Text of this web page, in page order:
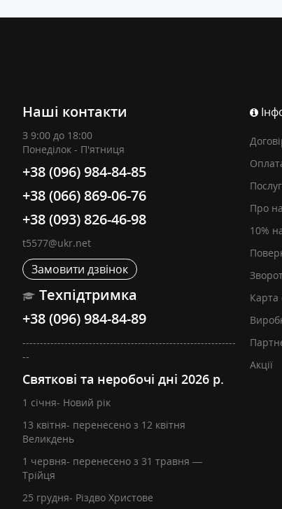
Наші контакти
З 9:00 до 18:00
Понеділок - П'ятниця
+38 (096) 984-84-85
+38 (066) 869-06-76
+38 (093) 826-46-98
t5577@ukr.net
Замовити дзвінок
Техпідтримка
+38 (096) 984-84-89
-------------------------------------------------------------
--
Святкові та неробочі дні 2026 р.
1 січня- Новий рік
13 квітня- перенесено з 12 квітня
Великдень
1 червня- перенесено з 31 травня —
Трійця
25 грудня- Різдво Христове
Про
10%
Карта
Акції